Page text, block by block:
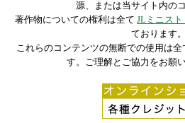
源、または当サイト内の
著作物についての権利は全て JLミニス
ております。
これらのコンテンツの無断での使用は
す。ご理解とご協力をお願